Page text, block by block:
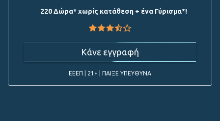
220 Δώρα* χωρίς κατάθεση + ένα Γύρισμα*!
Κάνε εγγραφή
ΕΕΕΠ | 21+ | ΠΑΙΞΕ ΥΠΕΥΘΥΝΑ